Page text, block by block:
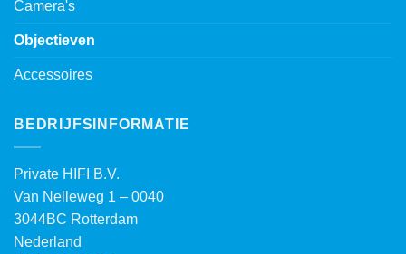
Camera's
Objectieven
Accessoires
BEDRIJFSINFORMATIE
Private HIFI B.V.
Van Nelleweg 1 – 0040
3044BC Rotterdam
Nederland